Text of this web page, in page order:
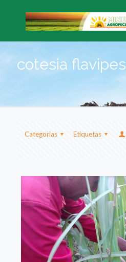
cotesia flavipes
Categorias Etiquetas